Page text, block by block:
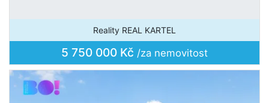
Reality REAL KARTEL
5 750 000 Kč /za nemovitost